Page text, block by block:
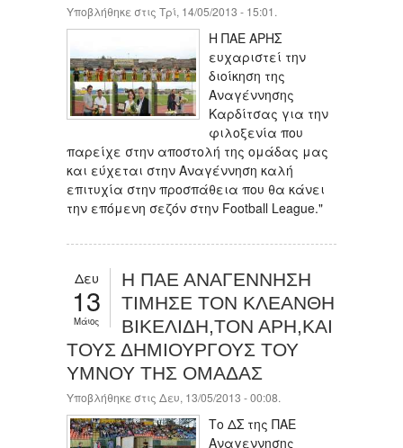
Υποβλήθηκε στις Τρί, 14/05/2013 - 15:01.
Η ΠΑΕ ΑΡΗΣ
ευχαριστεί την
διοίκηση της
Αναγέννησης
Καρδίτσας για την
φιλοξενία που
παρείχε στην αποστολή της ομάδας μας
και εύχεται στην Αναγέννηση καλή
επιτυχία στην προσπάθεια που θα κάνει
την επόμενη σεζόν στην Football League."
Δευ
13
Μάιος
Η ΠΑΕ ΑΝΑΓΕΝΝΗΣΗ
ΤΙΜΗΣΕ ΤΟΝ ΚΛΕΑΝΘΗ
ΒΙΚΕΛΙΔΗ,ΤΟΝ ΑΡΗ,ΚΑΙ
ΤΟΥΣ ΔΗΜΙΟΥΡΓΟΥΣ ΤΟΥ
ΥΜΝΟΥ ΤΗΣ ΟΜΑΔΑΣ
Υποβλήθηκε στις Δευ, 13/05/2013 - 00:08.
Το ΔΣ της ΠΑΕ
Αναγεννησης